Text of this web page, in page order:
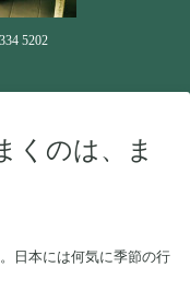
5202
くのは、ま
日本には何気に季節の行